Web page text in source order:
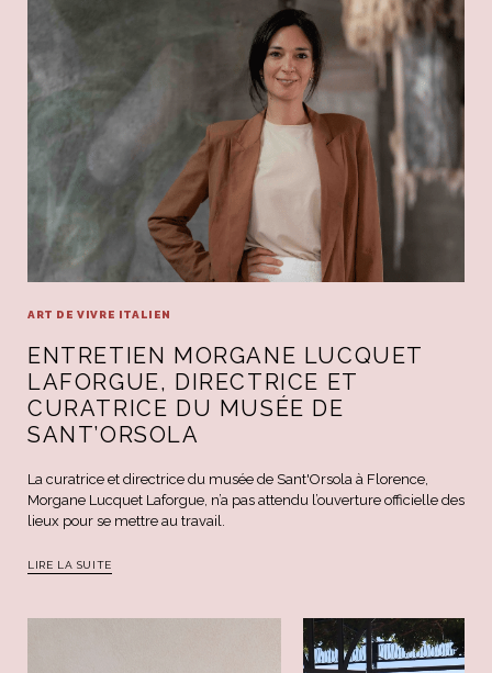
ART DE VIVRE ITALIEN
ENTRETIEN MORGANE LUCQUET
LAFORGUE, DIRECTRICE ET
CURATRICE DU MUSÉE DE
SANT’ORSOLA
La curatrice et directrice du musée de Sant'Orsola à Florence,
Morgane Lucquet Laforgue, n’a pas attendu l’ouverture officielle des
lieux pour se mettre au travail.
LIRE LA SUITE